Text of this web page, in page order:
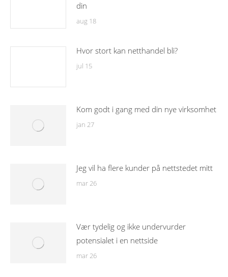
din
aug 18
Hvor stort kan netthandel bli?
jul 15
Kom godt i gang med din nye virksomhet
jan 27
Jeg vil ha flere kunder på nettstedet mitt
mar 26
Vær tydelig og ikke undervurder
potensialet i en nettside
mar 26